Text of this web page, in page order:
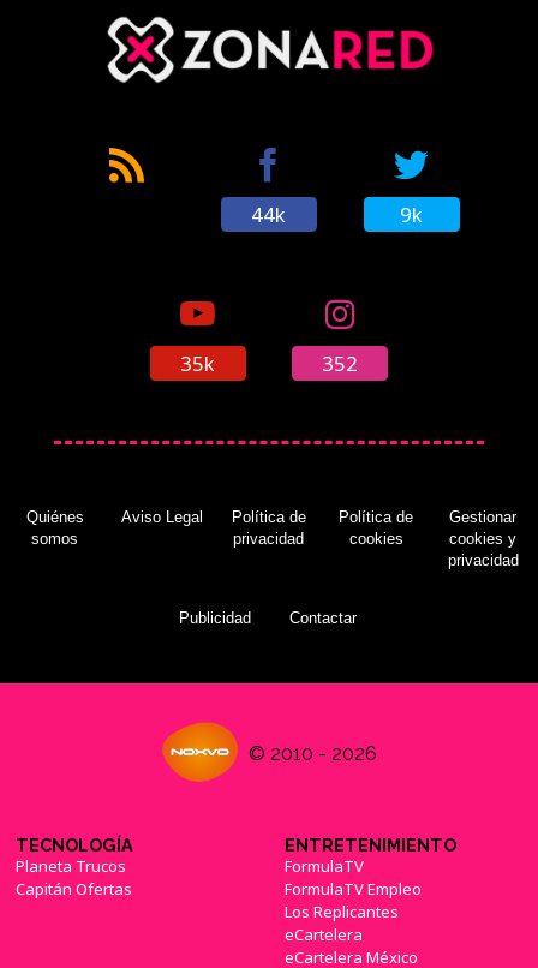
44k 9k
35k 352
Quiénes
somos
Aviso Legal
Política de
privacidad
Política de
cookies
Gestionar
cookies y
privacidad
Publicidad Contactar
© 2010 - 2026
TECNOLOGÍA
Planeta Trucos
Capitán Ofertas
ENTRETENIMIENTO
FormulaTV
FormulaTV Empleo
Los Replicantes
eCartelera
eCartelera México